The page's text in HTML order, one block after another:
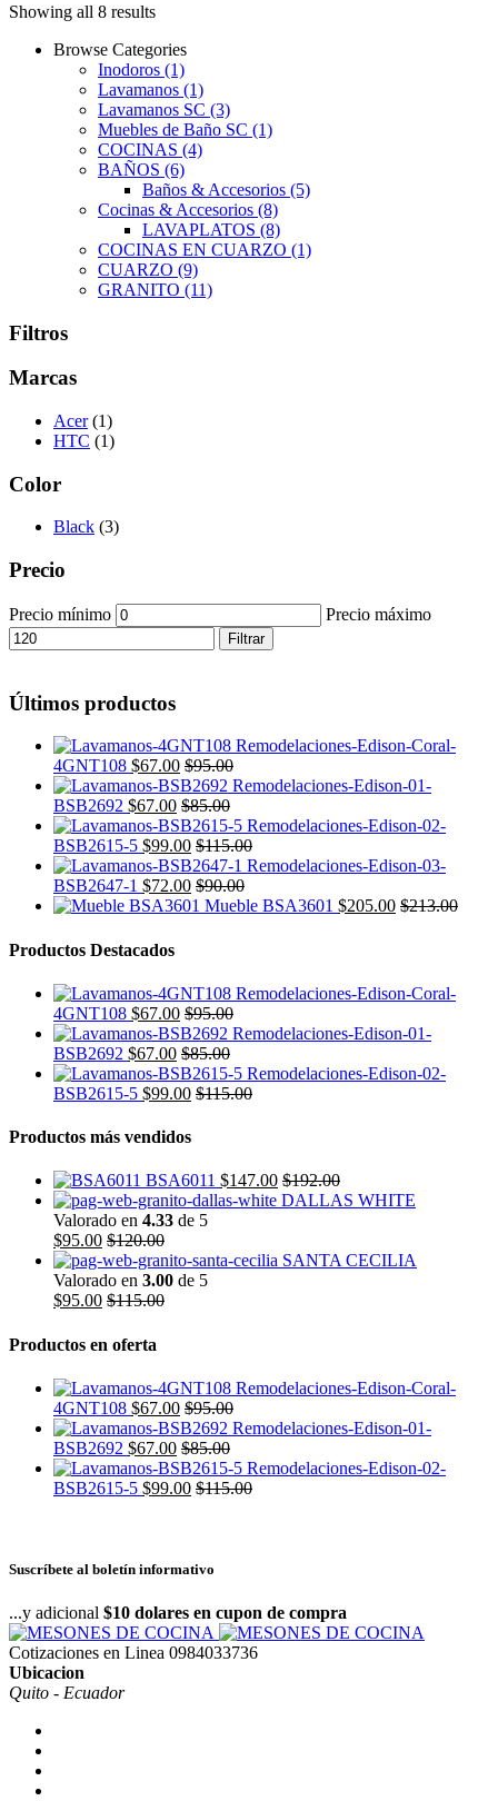
Showing all 8 results
Browse Categories
Inodoros (1)
Lavamanos (1)
Lavamanos SC (3)
Muebles de Baño SC (1)
COCINAS (4)
BAÑOS (6)
Baños & Accesorios (5)
Cocinas & Accesorios (8)
LAVAPLATOS (8)
COCINAS EN CUARZO (1)
CUARZO (9)
GRANITO (11)
Filtros
Marcas
Acer (1)
HTC (1)
Color
Black (3)
Precio
Precio mínimo Precio máximo
Filtrar
Últimos productos
4GNT108 $67.00 $95.00
BSB2692 $67.00 $85.00
BSB2615-5 $99.00 $115.00
BSB2647-1 $72.00 $90.00
Mueble BSA3601 $205.00 $213.00
Productos Destacados
4GNT108 $67.00 $95.00
BSB2692 $67.00 $85.00
BSB2615-5 $99.00 $115.00
Productos más vendidos
BSA6011 $147.00 $192.00
DALLAS WHITE
Valorado en 4.33 de 5
$95.00 $120.00
SANTA CECILIA
Valorado en 3.00 de 5
$95.00 $115.00
Productos en oferta
4GNT108 $67.00 $95.00
BSB2692 $67.00 $85.00
BSB2615-5 $99.00 $115.00
Suscríbete al boletín informativo
...y adicional $10 dolares en cupon de compra
Cotizaciones en Linea 0984033736
Ubicacion
Quito - Ecuador